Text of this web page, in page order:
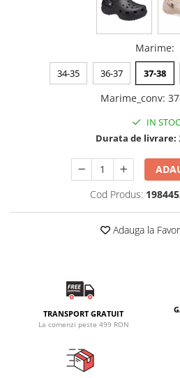
Marime:
34-35 36-37 37-38
Marime_conv:
IN STOC
Durata de livrare:
Cod Produs:
Adauga la
TRANSPORT GRATUIT
La comenzi peste 499 RON